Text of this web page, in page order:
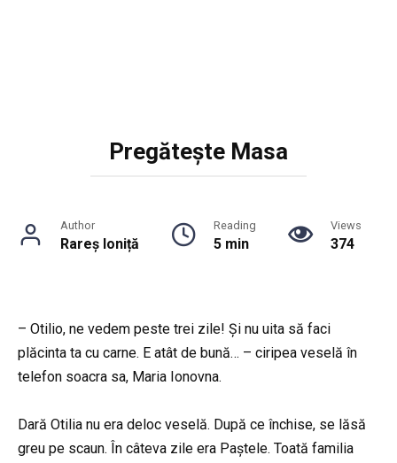
Pregătește Masa
Author
Rareș Ioniță
Reading
5 min
Views
374
– Otilio, ne vedem peste trei zile! Și nu uita să faci
plăcinta ta cu carne. E atât de bună… – ciripea veselă în
telefon soacra sa, Maria Ionovna.
Dară Otilia nu era deloc veselă. După ce închise, se lăsă
greu pe scaun. În câteva zile era Paștele. Toată familia